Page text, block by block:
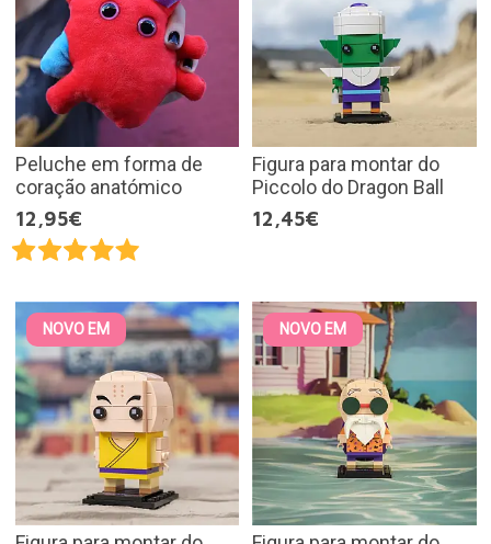
Peluche em forma de
coração anatómico
12,95€
Figura para montar do
Piccolo do Dragon Ball
12,45€
NOVO EM NOVO EM